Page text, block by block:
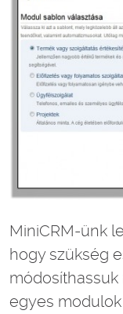
MiniCRM-ünk
hogy szükség
egyes